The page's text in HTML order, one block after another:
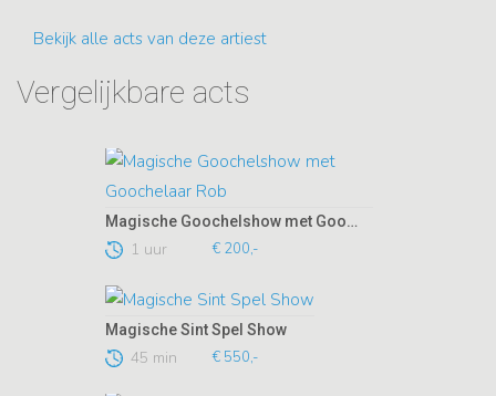
Bekijk alle acts van deze artiest
Vergelijkbare acts
Magische Goochelshow met Goochelaar Rob
1 uur € 200,-
Magische Sint Spel Show
45 min € 550,-